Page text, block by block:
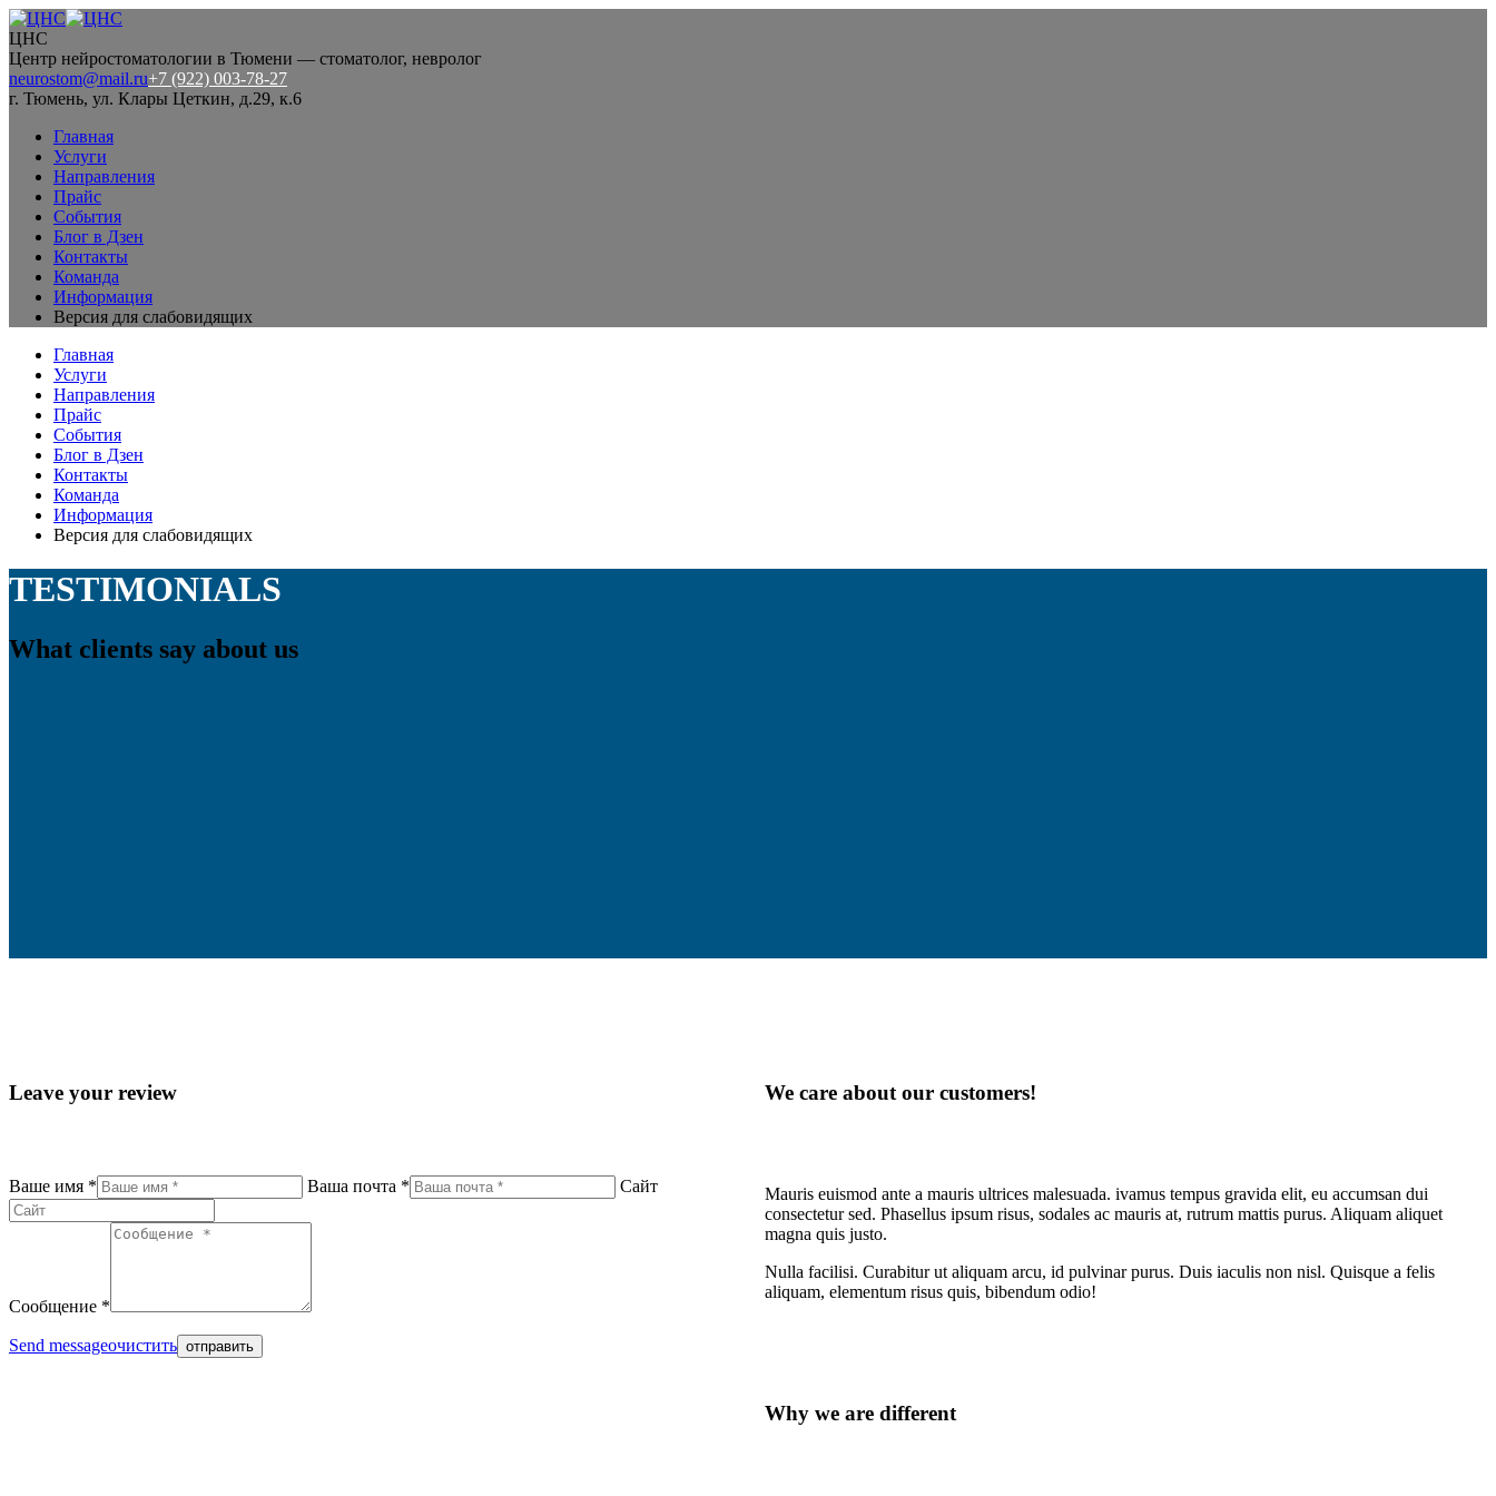
ЦНС
Центр нейростоматологии в Тюмени — стоматолог, невролог
neurostom@mail.ru+7 (922) 003-78-27
г. Тюмень, ул. Клары Цеткин, д.29, к.6
Главная
Услуги
Направления
Прайс
События
Блог в Дзен
Контакты
Команда
Информация
Версия для слабовидящих
Главная
Услуги
Направления
Прайс
События
Блог в Дзен
Контакты
Команда
Информация
Версия для слабовидящих
TESTIMONIALS
What clients say about us
Leave your review
Ваше имя * Ваша почта * Сайт
Сообщение *
Send messageочистить
We care about our customers!
Mauris euismod ante a mauris ultrices malesuada. ivamus tempus gravida elit, eu accumsan dui
consectetur sed. Phasellus ipsum risus, sodales ac mauris at, rutrum mattis purus. Aliquam aliquet
magna quis justo.
Nulla facilisi. Curabitur ut aliquam arcu, id pulvinar purus. Duis iaculis non nisl. Quisque a felis
aliquam, elementum risus quis, bibendum odio!
Why we are different